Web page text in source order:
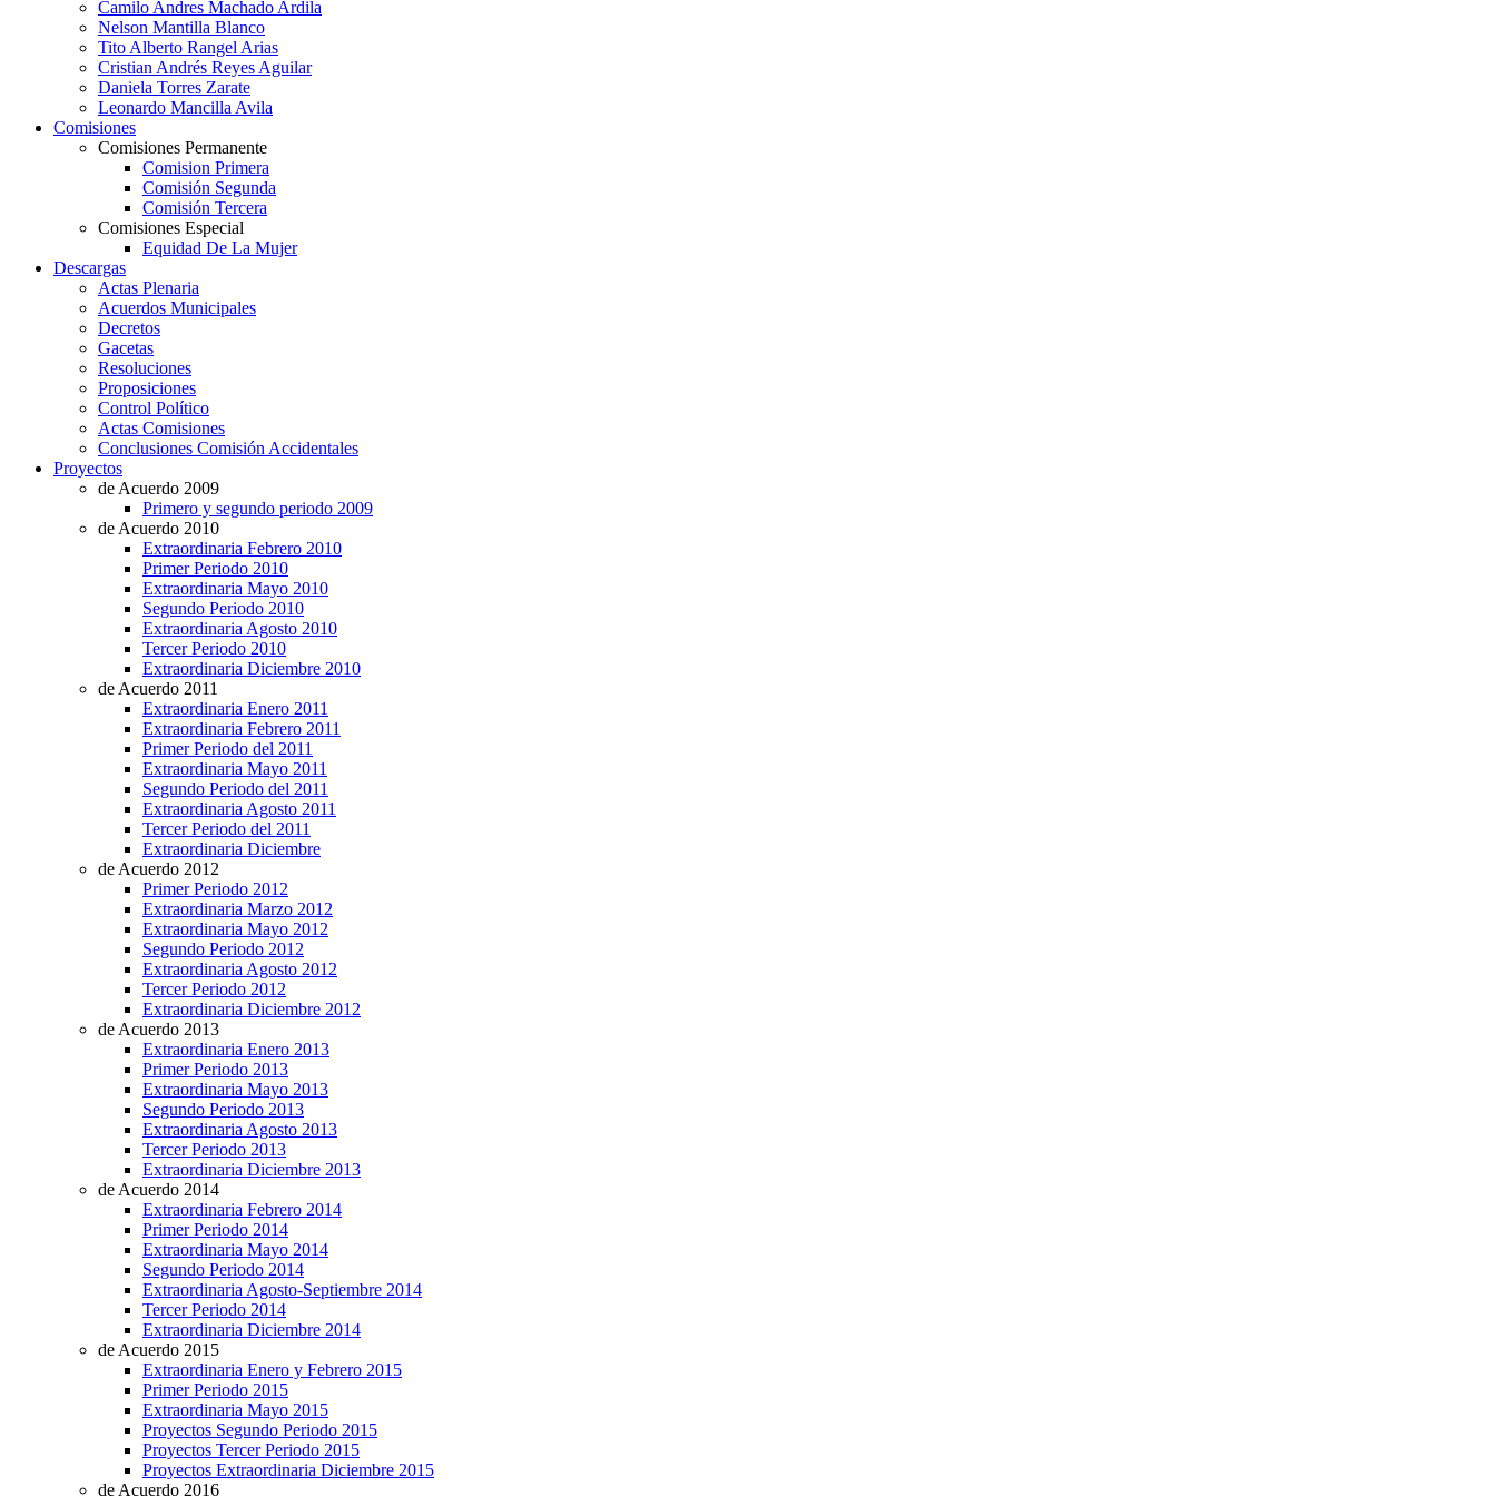
Camilo Andres Machado Ardila
Nelson Mantilla Blanco
Tito Alberto Rangel Arias
Cristian Andrés Reyes Aguilar
Daniela Torres Zarate
Leonardo Mancilla Avila
Comisiones
Comisiones Permanente
Comision Primera
Comisión Segunda
Comisión Tercera
Comisiones Especial
Equidad De La Mujer
Descargas
Actas Plenaria
Acuerdos Municipales
Decretos
Gacetas
Resoluciones
Proposiciones
Control Político
Actas Comisiones
Conclusiones Comisión Accidentales
Proyectos
de Acuerdo 2009
Primero y segundo periodo 2009
de Acuerdo 2010
Extraordinaria Febrero 2010
Primer Periodo 2010
Extraordinaria Mayo 2010
Segundo Periodo 2010
Extraordinaria Agosto 2010
Tercer Periodo 2010
Extraordinaria Diciembre 2010
de Acuerdo 2011
Extraordinaria Enero 2011
Extraordinaria Febrero 2011
Primer Periodo del 2011
Extraordinaria Mayo 2011
Segundo Periodo del 2011
Extraordinaria Agosto 2011
Tercer Periodo del 2011
Extraordinaria Diciembre
de Acuerdo 2012
Primer Periodo 2012
Extraordinaria Marzo 2012
Extraordinaria Mayo 2012
Segundo Periodo 2012
Extraordinaria Agosto 2012
Tercer Periodo 2012
Extraordinaria Diciembre 2012
de Acuerdo 2013
Extraordinaria Enero 2013
Primer Periodo 2013
Extraordinaria Mayo 2013
Segundo Periodo 2013
Extraordinaria Agosto 2013
Tercer Periodo 2013
Extraordinaria Diciembre 2013
de Acuerdo 2014
Extraordinaria Febrero 2014
Primer Periodo 2014
Extraordinaria Mayo 2014
Segundo Periodo 2014
Extraordinaria Agosto-Septiembre 2014
Tercer Periodo 2014
Extraordinaria Diciembre 2014
de Acuerdo 2015
Extraordinaria Enero y Febrero 2015
Primer Periodo 2015
Extraordinaria Mayo 2015
Proyectos Segundo Periodo 2015
Proyectos Tercer Periodo 2015
Proyectos Extraordinaria Diciembre 2015
de Acuerdo 2016